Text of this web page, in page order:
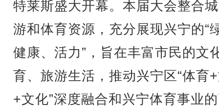
特莱斯盛大开幕。本届大会整合
游和体育资源，充分展现兴宁的“
健康、活力”，旨在丰富市民的文
育、旅游生活，推动兴宁区“体育
+文化”深度融合和兴宁体育事业